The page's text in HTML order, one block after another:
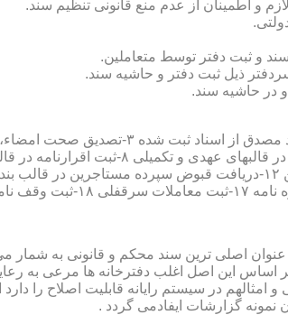
به عنوان اصلی ترین سند محکم و قانونی به
این اصل اغلب دفترخانه ها مرعی به رعایت
امثالهم در سیستم رایانه قابلیت اصلاح را
گزارشات ایفادمی گردد .